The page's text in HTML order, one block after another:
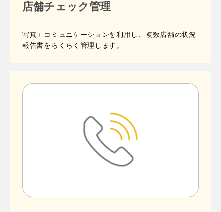
店舗チェック管理
写真＋コミュニケーションを利用し、複数店舗の状況
報告書をらくらく管理します。
閉じる
ドメインごとに年間費用が発生します。必要なドメイ
閉じる
入力フィールドは最大8個設置でき、AND検索と
閉じる